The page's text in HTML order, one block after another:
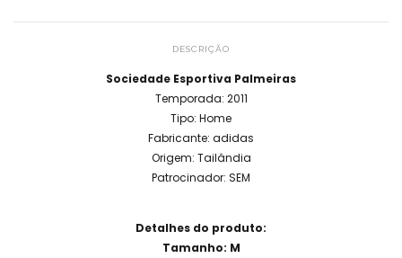
DESCRIÇÃO
Sociedade Esportiva Palmeiras
Temporada: 2011
Tipo: Home
Fabricante: adidas
Origem: Tailândia
Patrocinador: SEM
Detalhes do produto:
Tamanho: M